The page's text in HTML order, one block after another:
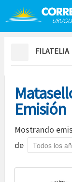
Saltar al contenido
FILATELIA
Emisión
Mostrando
de Año